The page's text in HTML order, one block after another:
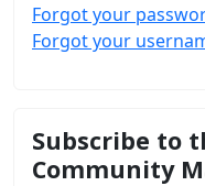
Forgot your
Forgot your
Subscribe to
Community